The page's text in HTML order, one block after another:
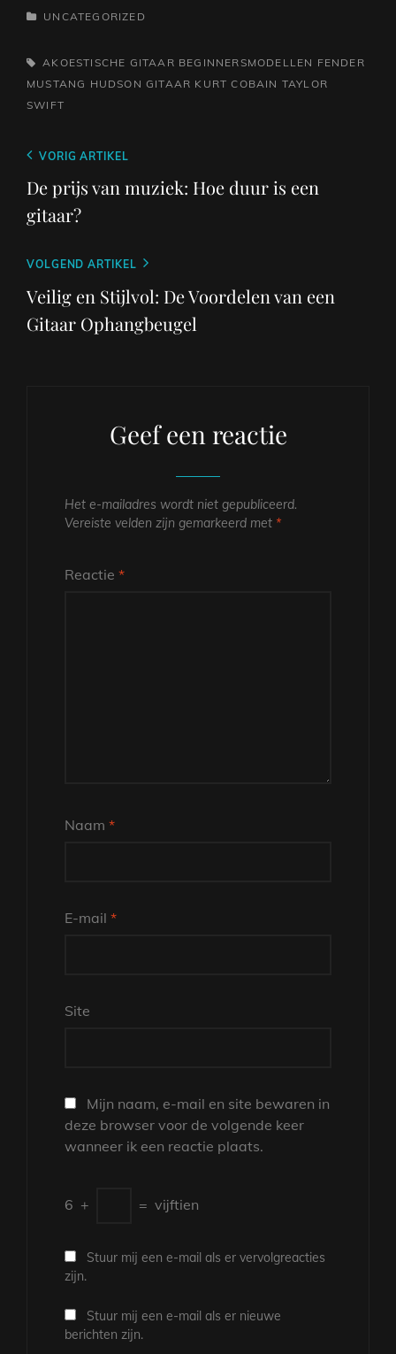
CATEGORIEËN
UNCATEGORIZED
TAGS,AKOESTISCHE GITAAR BEGINNERSMODELLEN FENDER
MUSTANG HUDSON GITAAR KURT COBAIN TAYLOR
SWIFT
Berichtnavigatie
Vorig
bericht
VORIG ARTIKEL
De prijs van muziek: Hoe duur is een
gitaar?
Volgend
bericht
VOLGEND ARTIKEL
Veilig en Stijlvol: De Voordelen van een
Gitaar Ophangbeugel
Geef een reactie
Het e-mailadres wordt niet gepubliceerd.
Vereiste velden zijn gemarkeerd met *
Reactie *
Naam *
E-mail *
Site
Mijn naam, e-mail en site bewaren in
deze browser voor de volgende keer
wanneer ik een reactie plaats.
6 + = vijftien
Stuur mij een e-mail als er vervolgreacties
zijn.
Stuur mij een e-mail als er nieuwe
berichten zijn.